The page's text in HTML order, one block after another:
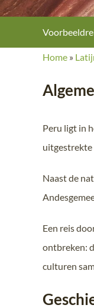
Home »
Peru ligt in
uitgestrekte
Naast de
Een reis
ontbreken:
culturen